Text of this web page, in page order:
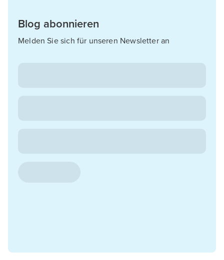
Blog abonnieren
Melden Sie sich für unseren Newsletter an